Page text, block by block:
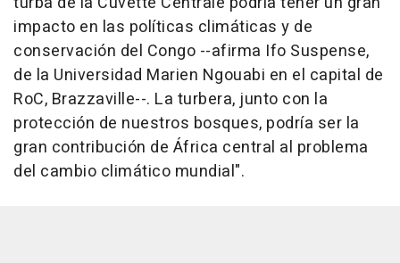
impacto en las políticas climáticas y de
conservación del Congo --afirma Ifo Suspense,
de la Universidad Marien Ngouabi en el capital de
RoC, Brazzaville--. La turbera, junto con la
protección de nuestros bosques, podría ser la
gran contribución de África central al problema
del cambio climático mundial".